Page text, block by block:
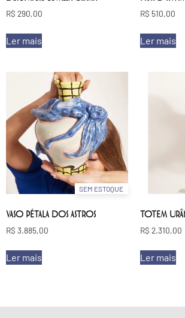
R$ 290,00
Ler mais
R$ 510,00
Ler mais
SEM ESTOQUE
VASO PÉTALA DOS ASTROS
R$ 3.885,00
Ler mais
TOTEM
R$ 2.310,00
Ler mais